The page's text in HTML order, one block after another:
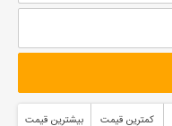
کمترین قیمت بیشترین قیمت